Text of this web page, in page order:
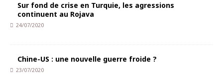
Sur fond de crise en Turquie, les agressions
continuent au Rojava
24/07/2020
Chine-US : une nouvelle guerre froide ?
23/07/2020